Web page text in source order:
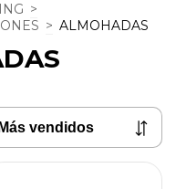
>
> ALMOHADAS